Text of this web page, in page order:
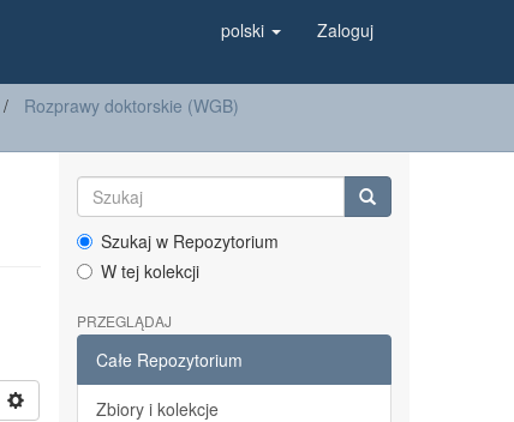
polski Zaloguj
Rozprawy doktorskie (WGB)
Szukaj w Repozytorium
W tej kolekcji
PRZEGLĄDAJ
Całe Repozytorium
Zbiory i kolekcje